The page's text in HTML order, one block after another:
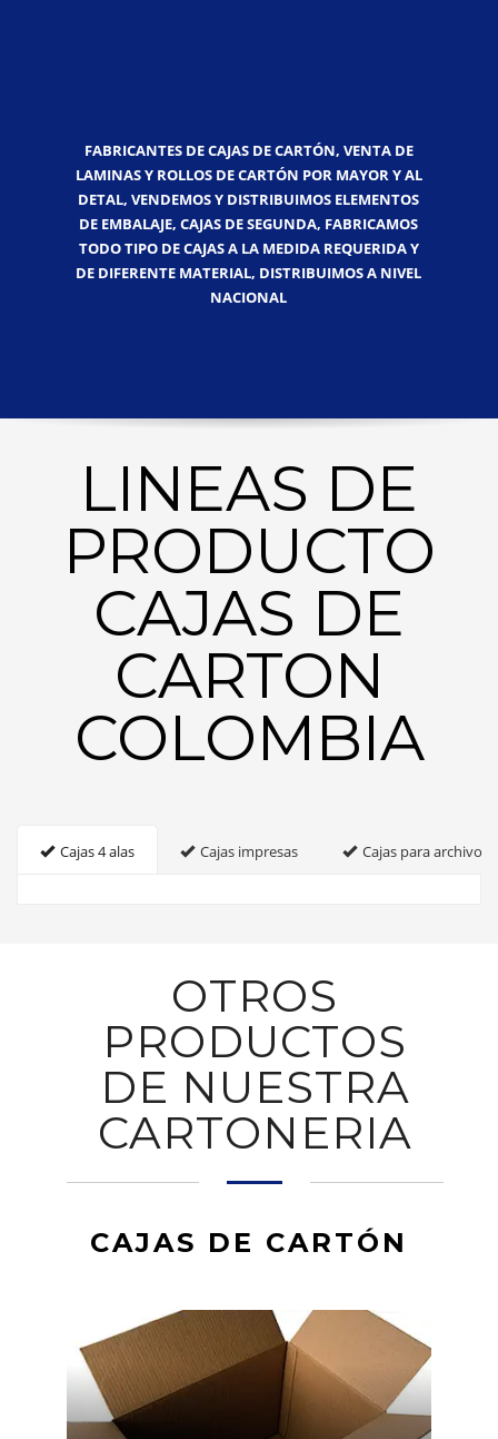
FABRICANTES DE CAJAS DE CARTÓN, VENTA DE
LAMINAS Y ROLLOS DE CARTÓN POR MAYOR Y AL
DETAL, VENDEMOS Y DISTRIBUIMOS ELEMENTOS
DE EMBALAJE, CAJAS DE SEGUNDA, FABRICAMOS
TODO TIPO DE CAJAS A LA MEDIDA REQUERIDA Y
DE DIFERENTE MATERIAL, DISTRIBUIMOS A NIVEL
NACIONAL
LINEAS DE
PRODUCTO
CAJAS DE
CARTON
COLOMBIA
Cajas 4 alas Cajas impresas Cajas para archivo
OTROS
PRODUCTOS
DE NUESTRA
CARTONERIA
CAJAS DE CARTÓN